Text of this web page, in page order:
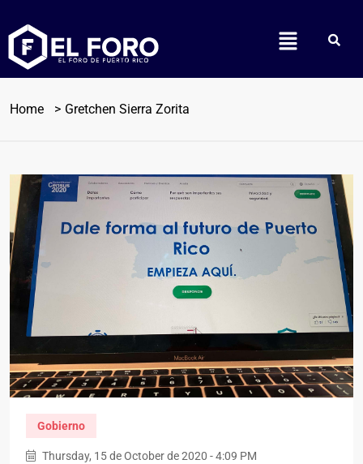
Home Gretchen Sierra Zorita
Gobierno
Thursday, 15 de October de 2020 - 4:09 PM